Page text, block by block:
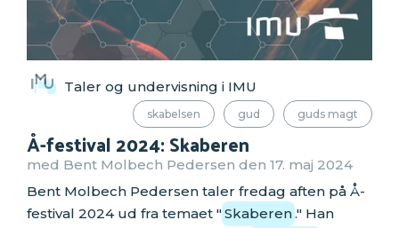
Taler og undervisning i IMU
skabelsen gud guds magt
Å-festival 2024: Skaberen
med Bent Molbech Pedersen den 17. maj 2024
Bent Molbech Pedersen taler fredag aften på Å-
festival 2024 ud fra temaet "Skaberen." Han